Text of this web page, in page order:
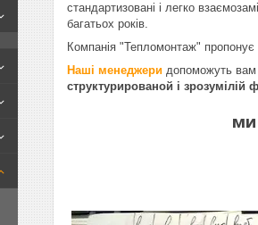
стандартизовані і легко
багатьох років.
Компанія "Тепломонтаж" пропонує
Наші менеджери допоможуть вам
структурированой і
ми